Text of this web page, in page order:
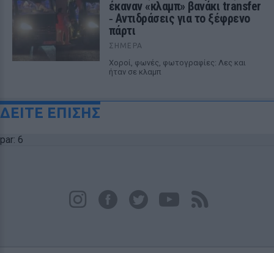
έκαναν «κλαμπ» βανάκι transfer
‑ Αντιδράσεις για το ξέφρενο
πάρτι
ΣΉΜΕΡΑ
Χοροί, φωνές, φωτογραφίες: Λες και
ήταν σε κλαμπ
ΔΕΙΤΕ ΕΠΙΣΗΣ
par: 6